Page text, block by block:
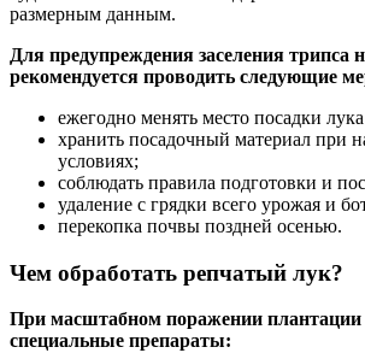
размерным данным.
Для предупреждения заселения трипса
рекомендуется проводить следующие
ежегодно менять место посадки
хранить посадочный материал при
условиях;
соблюдать правила подготовки и
удаление с грядки всего урожая и
перекопка почвы поздней осенью.
Чем обработать репчатый лук?
При масштабном поражении плантации
специальные препараты: